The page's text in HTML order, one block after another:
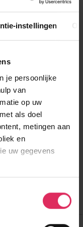
instellingen
je persoonlijke
van
op uw
als doel
metingen aan
en
uw gegevens
geografische
pp
korting
Zermatt!